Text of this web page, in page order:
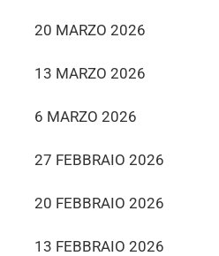
20 MARZO 2026
13 MARZO 2026
6 MARZO 2026
27 FEBBRAIO 2026
20 FEBBRAIO 2026
13 FEBBRAIO 2026